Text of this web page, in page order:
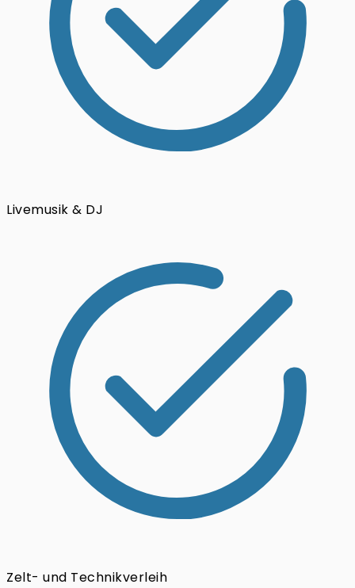
Livemusik & DJ
Zelt- und Technikverleih